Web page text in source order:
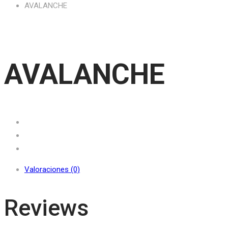
AVALANCHE
AVALANCHE
Valoraciones (0)
Reviews